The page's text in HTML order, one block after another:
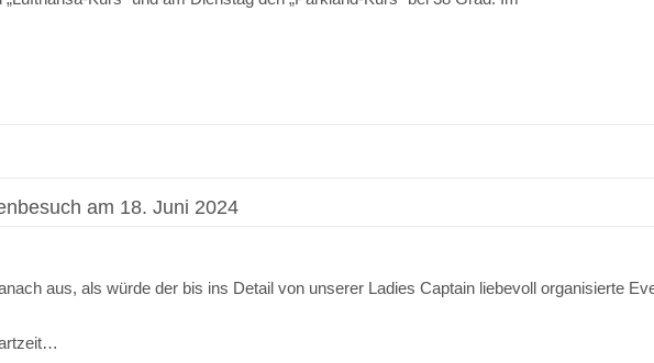
am 18. Juni 2024
aus, als würde der bis ins Detail von unserer Ladies Captain liebevoll organisierte